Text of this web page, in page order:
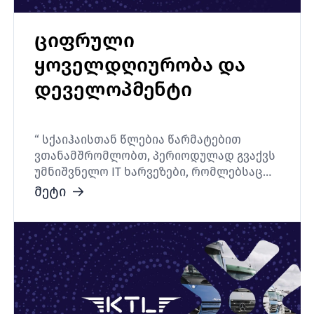
ციფრული
ყოველდღიურობა და
დეველოპმენტი
“ სქაიჰაისთან წლებია წარმატებით
ვთანამშრომლობთ, პერიოდულად გვაქვს
უმნიშვნელო IT ხარვეზები, რომლებსაც
მათთან ერთად ვაგვარებთ."
მეტი